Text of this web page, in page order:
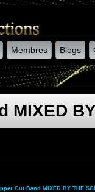
Membres Blogs
MIXED
Cut Band MIXED BY THE